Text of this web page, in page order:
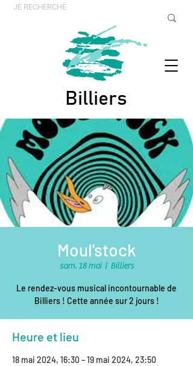
Billiers
Moul'stock
sam. 18 mai
  |
Billiers
Le rendez-vous musical incontournable de
Billiers ! Cette année sur 2 jours !
Heure et lieu
18 mai 2024, 16:30 – 19 mai 2024, 23:50